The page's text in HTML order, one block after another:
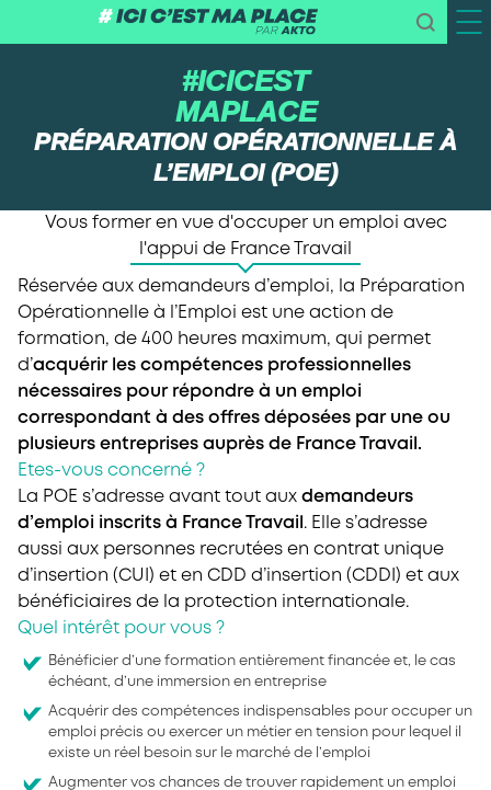
#ICICEST
MAPLACE
PRÉPARATION OPÉRATIONNELLE À
L’EMPLOI (POE)
Vous former en vue d'occuper un emploi avec
l'appui de France Travail
Réservée aux demandeurs d’emploi, la Préparation
Opérationnelle à l’Emploi est une action de
formation, de 400 heures maximum, qui permet
d’acquérir les compétences professionnelles
nécessaires pour répondre à un emploi
correspondant à des offres déposées par une ou
plusieurs entreprises auprès de France Travail.
Etes-vous concerné ?
La POE s’adresse avant tout aux demandeurs
d’emploi inscrits à France Travail . Elle s’adresse
aussi aux personnes recrutées en contrat unique
d’insertion (CUI) et en CDD d’insertion (CDDI) et aux
bénéficiaires de la protection internationale.
Quel intérêt pour vous ?
Bénéficier d’une formation entièrement financée et, le cas
échéant, d’une immersion en entreprise
Acquérir des compétences indispensables pour occuper un
emploi précis ou exercer un métier en tension pour lequel il
existe un réel besoin sur le marché de l’emploi
Augmenter vos chances de trouver rapidement un emploi